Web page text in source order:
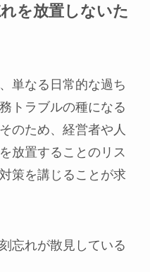
を放置しないた
単なる日常的な過ち
トラブルの種になる
のため、経営者や人
放置することのリス
策を講じることが求
忘れが散見している